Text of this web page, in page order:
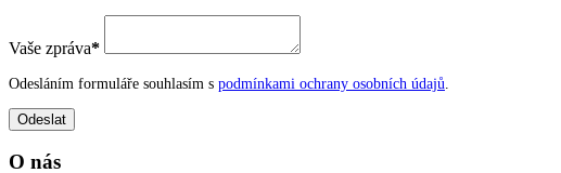
Vaše zpráva*
Odesláním formuláře souhlasím s podmínkami ochrany osobních údajů
O nás